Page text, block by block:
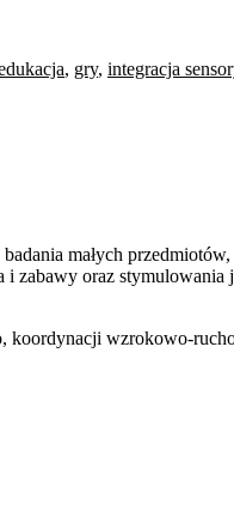
, gry, integracja
małych
zabawy oraz
koordynacji wzrokowo-